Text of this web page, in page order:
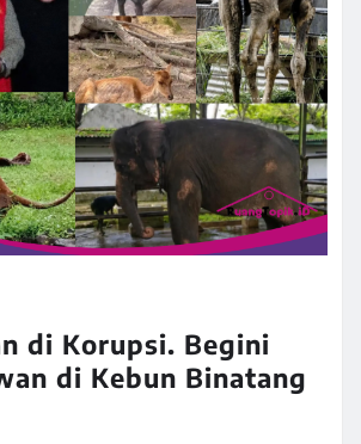
di Korupsi. Begini
di Kebun Binatang